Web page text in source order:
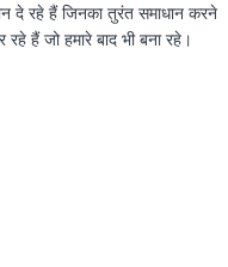
दे रहे हैं जिनका तुरंत समाधान करने
हैं जो हमारे बाद भी बना रहे।